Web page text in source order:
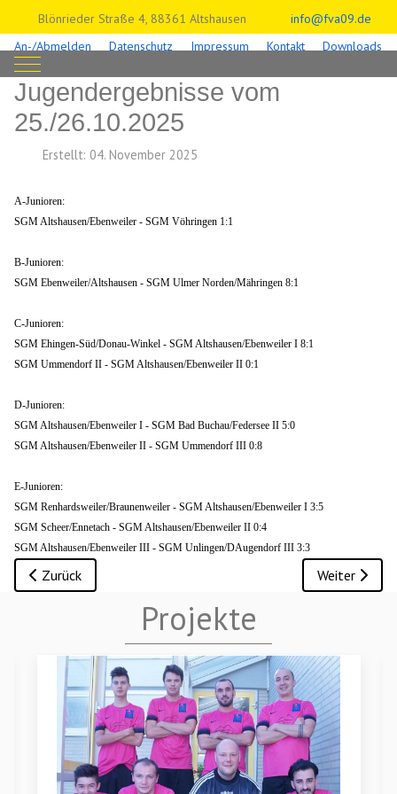
Blönrieder Straße 4, 88361 Altshausen
info@fva09.de
An-/Abmelden
Datenschutz Impressum Kontakt
Downloads
Mobile Menu Toggle
Jugendergebnisse vom
25./26.10.2025
Erstellt: 04. November 2025
A-Junioren:
SGM Altshausen/Ebenweiler - SGM Vöhringen 1:1
B-Junioren:
SGM Ebenweiler/Altshausen - SGM Ulmer Norden/Mähringen 8:1
C-Junioren:
SGM Ehingen-Süd/Donau-Winkel - SGM Altshausen/Ebenweiler I 8:1
SGM Ummendorf II - SGM Altshausen/Ebenweiler II 0:1
D-Junioren:
SGM Altshausen/Ebenweiler I - SGM Bad Buchau/Federsee II 5:0
SGM Altshausen/Ebenweiler II - SGM Ummendorf III 0:8
E-Junioren:
SGM Renhardsweiler/Braunenweiler - SGM Altshausen/Ebenweiler I 3:5
SGM Scheer/Ennetach - SGM Altshausen/Ebenweiler II 0:4
SGM Altshausen/Ebenweiler III - SGM Unlingen/DAugendorf III 3:3
Vorheriger Beitrag: Bezirks-Hallen-Meisterschaft D-Junioren
Zurück Nächster
Weiter
Projekte